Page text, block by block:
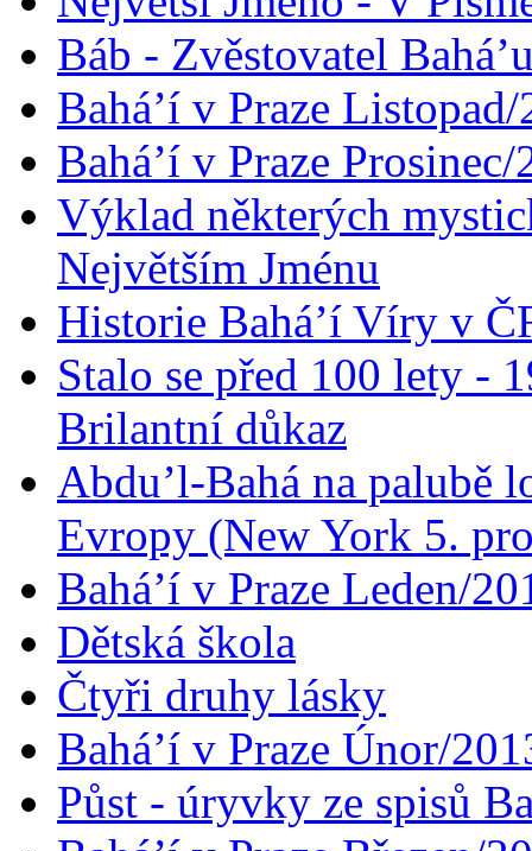
Báb - Zvěstovatel
Bahá’í v Praze
Bahá’í v Praze Prosinec/
Výklad některých
Největším Jménu
Historie Bahá’í Víry v
Stalo se před 100 lety -
Brilantní důkaz
Abdu’l-Bahá na palubě
Evropy (New York 5.
Bahá’í v Praze Leden/
Dětská škola
Čtyři druhy lásky
Bahá’í v Praze Únor/
Půst - úryvky ze spisů